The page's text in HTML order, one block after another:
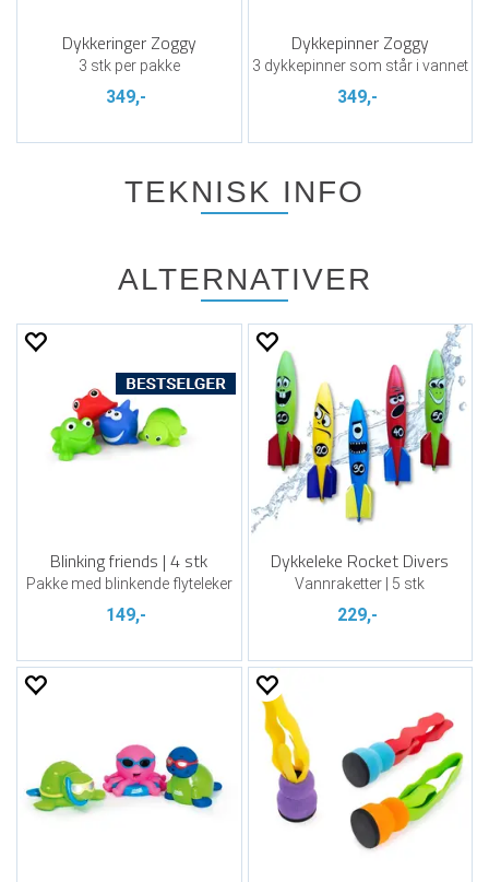
Dykkeringer Zoggy
3 stk per pakke
349,-
Dykkepinner Zoggy
3 dykkepinner som står i vannet
349,-
TEKNISK INFO
ALTERNATIVER
Blinking friends | 4 stk
Pakke med blinkende flyteleker
149,-
Dykkeleke Rocket Divers
Vannraketter | 5 stk
229,-